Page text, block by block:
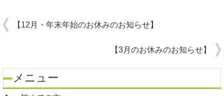
【12月・年末年始のお休みのお知らせ】
【3月のお休みのお知らせ】
メニュー